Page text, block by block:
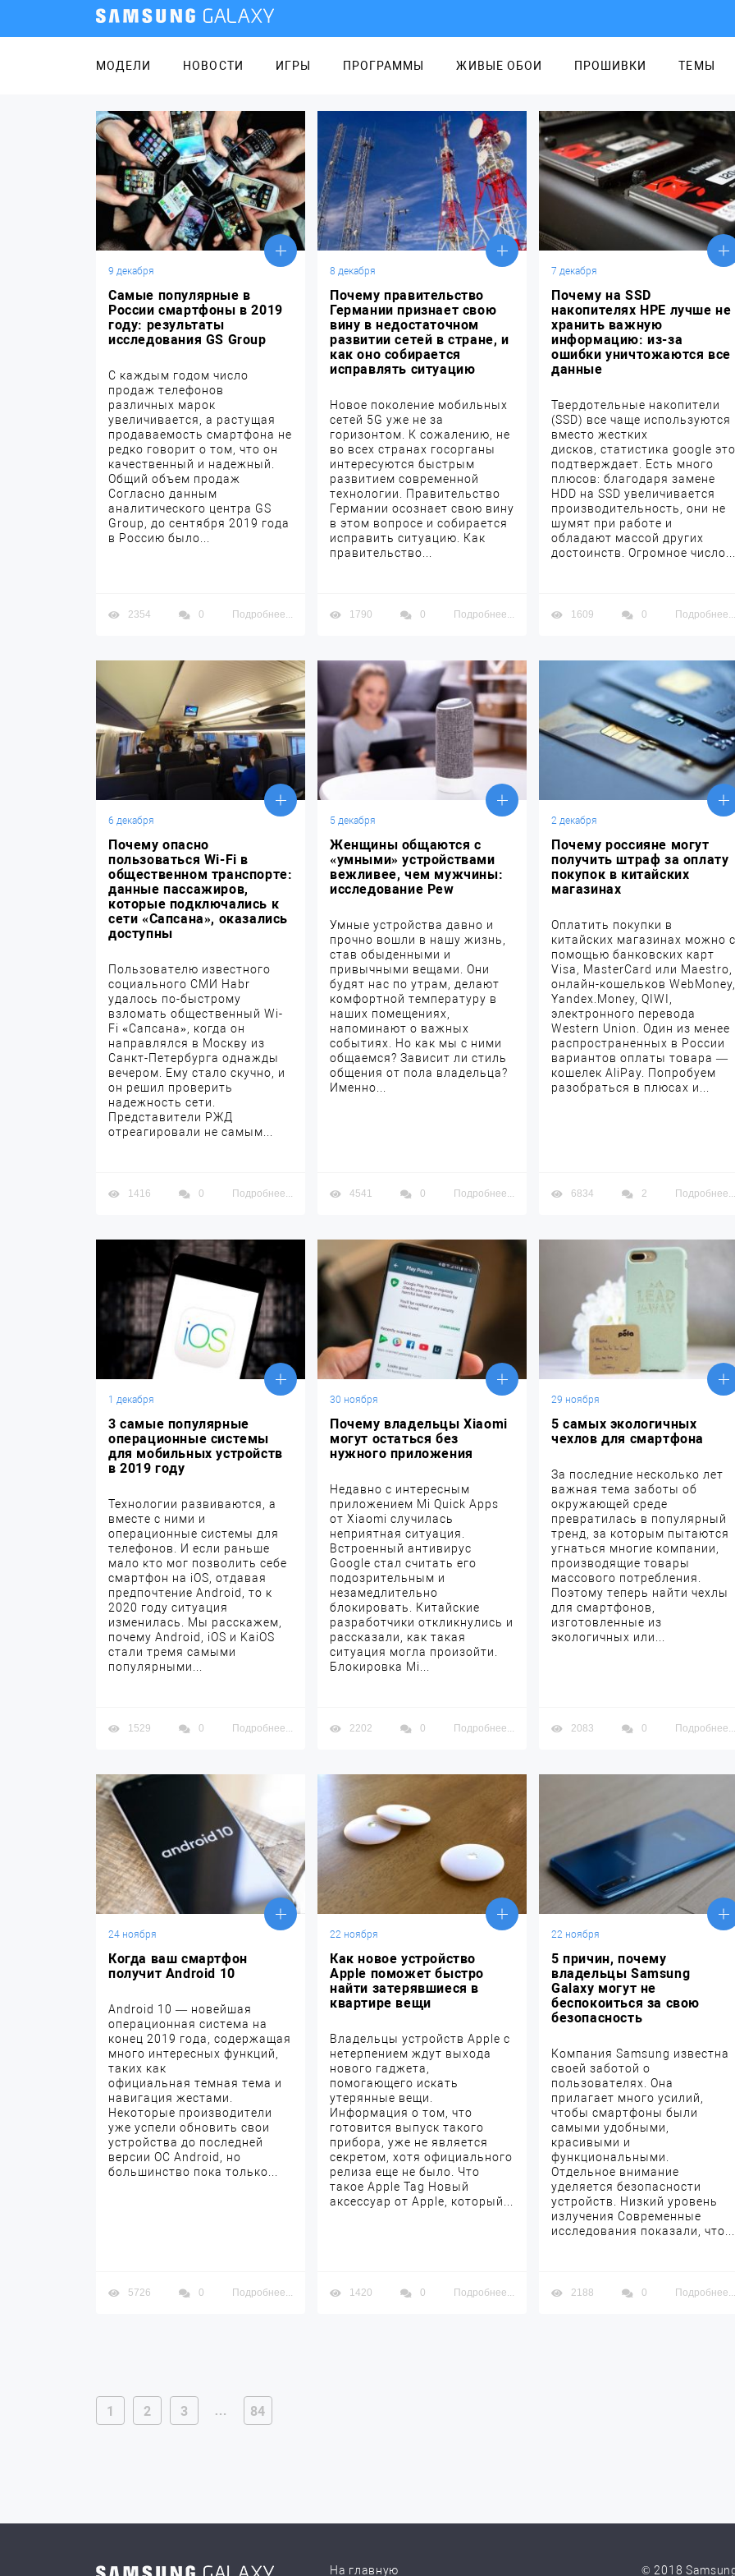
МОДЕЛИ НОВОСТИ ИГРЫ ПРОГРАММЫ ЖИВЫЕ ОБОИ ПРОШИВКИ ТЕМЫ
9 декабря
Самые популярные в
России смартфоны в 2019
году: результаты
исследования GS Group
С каждым годом число
продаж телефонов
различных марок
увеличивается, а растущая
продаваемость смартфона не
редко говорит о том, что он
качественный и надежный.
Общий объем продаж
Согласно данным
аналитического центра GS
Group, до сентября 2019 года
в Россию было...
2354 0 Подробнее...
8 декабря
Почему правительство
Германии признает свою
вину в недостаточном
развитии сетей в стране, и
как оно собирается
исправлять ситуацию
Новое поколение мобильных
сетей 5G уже не за
горизонтом. К сожалению, не
во всех странах госорганы
интересуются быстрым
развитием современной
технологии. Правительство
Германии осознает свою вину
в этом вопросе и собирается
исправить ситуацию. Как
правительство...
1790 0 Подробнее...
7 декабря
Почему на SSD
накопителях HPE лучше не
хранить важную
информацию: из-за
ошибки уничтожаются все
данные
Твердотельные накопители
(SSD) все чаще используются
вместо жестких
дисков, статистика google это
подтверждает. Есть много
плюсов: благодаря замене
HDD на SSD увеличивается
производительность, они не
шумят при работе и
обладают массой других
достоинств. Огромное число...
1609 0 Подробнее...
6 декабря
Почему опасно
пользоваться Wi-Fi в
общественном транспорте:
данные пассажиров,
которые подключались к
сети «Сапсана», оказались
доступны
Пользователю известного
социального СМИ Habr
удалось по-быстрому
взломать общественный Wi-
Fi «Сапсана», когда он
направлялся в Москву из
Санкт-Петербурга однажды
вечером. Ему стало скучно, и
он решил проверить
надежность сети.
Представители РЖД
отреагировали не самым...
1416 0 Подробнее...
5 декабря
Женщины общаются с
«умными» устройствами
вежливее, чем мужчины:
исследование Pew
Умные устройства давно и
прочно вошли в нашу жизнь,
став обыденными и
привычными вещами. Они
будят нас по утрам, делают
комфортной температуру в
наших помещениях,
напоминают о важных
событиях. Но как мы с ними
общаемся? Зависит ли стиль
общения от пола владельца?
Именно...
4541 0 Подробнее...
2 декабря
Почему россияне могут
получить штраф за оплату
покупок в китайских
магазинах
Оплатить покупки в
китайских магазинах можно с
помощью банковских карт
Visa, MasterCard или Maestro,
онлайн-кошельков WebMoney,
Yandex.Money, QIWI,
электронного перевода
Western Union. Один из менее
распространенных в России
вариантов оплаты товара —
кошелек AliPay. Попробуем
разобраться в плюсах и...
6834 2 Подробнее...
1 декабря
3 самые популярные
операционные системы
для мобильных устройств
в 2019 году
Технологии развиваются, а
вместе с ними и
операционные системы для
телефонов. И если раньше
мало кто мог позволить себе
смартфон на iOS, отдавая
предпочтение Android, то к
2020 году ситуация
изменилась. Мы расскажем,
почему Android, iOS и KaiOS
стали тремя самыми
популярными...
1529 0 Подробнее...
30 ноября
Почему владельцы Xiaomi
могут остаться без
нужного приложения
Недавно с интересным
приложением Mi Quick Apps
от Xiaomi случилась
неприятная ситуация.
Встроенный антивирус
Google стал считать его
подозрительным и
незамедлительно
блокировать. Китайские
разработчики откликнулись и
рассказали, как такая
ситуация могла произойти.
Блокировка Mi...
2202 0 Подробнее...
29 ноября
5 самых экологичных
чехлов для смартфона
За последние несколько лет
важная тема заботы об
окружающей среде
превратилась в популярный
тренд, за которым пытаются
угнаться многие компании,
производящие товары
массового потребления.
Поэтому теперь найти чехлы
для смартфонов,
изготовленные из
экологичных или...
2083 0 Подробнее...
24 ноября
Когда ваш смартфон
получит Android 10
Android 10 — новейшая
операционная система на
конец 2019 года, содержащая
много интересных функций,
таких как
официальная темная тема и
навигация жестами.
Некоторые производители
уже успели обновить свои
устройства до последней
версии ОС Android, но
большинство пока только...
5726 0 Подробнее...
22 ноября
Как новое устройство
Apple поможет быстро
найти затерявшиеся в
квартире вещи
Владельцы устройств Apple с
нетерпением ждут выхода
нового гаджета,
помогающего искать
утерянные вещи.
Информация о том, что
готовится выпуск такого
прибора, уже не является
секретом, хотя официального
релиза еще не было. Что
такое Apple Tag Новый
аксессуар от Apple, который...
1420 0 Подробнее...
22 ноября
5 причин, почему
владельцы Samsung
Galaxy могут не
беспокоиться за свою
безопасность
Компания Samsung известна
своей заботой о
пользователях. Она
прилагает много усилий,
чтобы смартфоны были
самыми удобными,
красивыми и
функциональными.
Отдельное внимание
уделяется безопасности
устройств. Низкий уровень
излучения Современные
исследования показали, что...
2188 0 Подробнее...
1 2 3 … 84
На главную © 2018